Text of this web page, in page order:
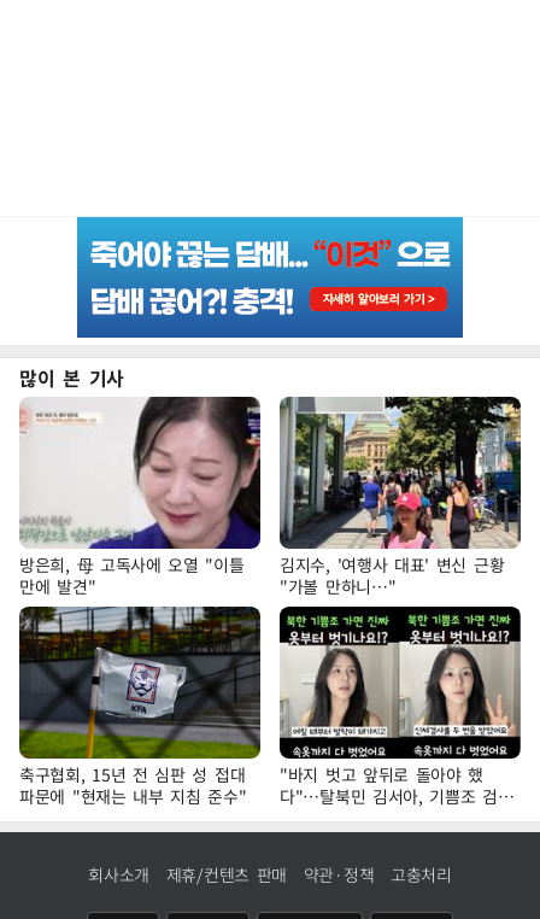
많이 본 기사
방은희, 母 고독사에 오열 "이틀
만에 발견"
김지수, '여행사 대표' 변신 근황
"가볼 만하니…"
축구협회, 15년 전 심판 성 접대
파문에 "현재는 내부 지침 준수"
"바지 벗고 앞뒤로 돌아야 했
다"…탈북민 김서아, 기쁨조 검사
수치심 회상
회사소개 제휴/컨텐츠 판매 약관·정책 고충처리